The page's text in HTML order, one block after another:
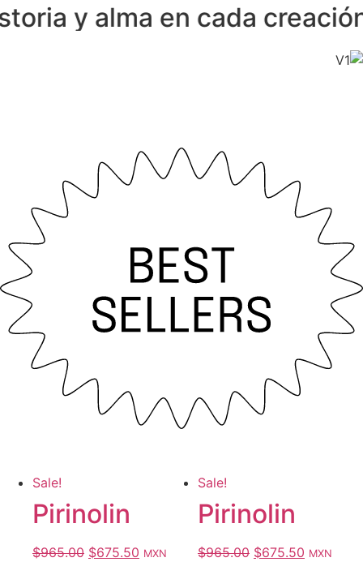
y alma en cada creación ●
Sale!
Pirinolin
$965.00 $675.50 MXN
Sale!
Pirinolin
$965.00 $675.50 MXN